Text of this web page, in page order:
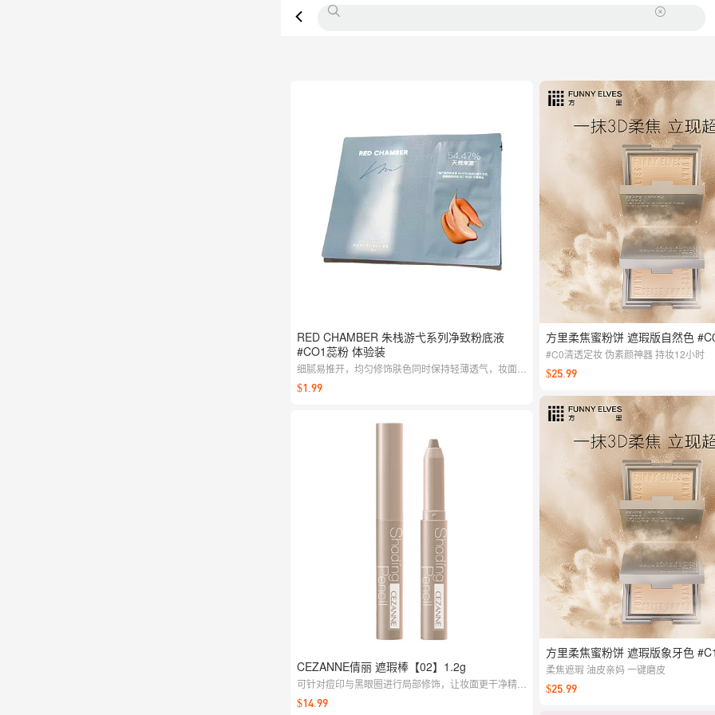
RED CHAMBER 朱栈游弋系列净致粉底液
#CO1蕊粉 体验装
细腻易推开，均匀修饰肤色同时保持轻薄透气，妆面干
净有质感；日常与拍照都友好，打造高级柔润底妆。
$1.99
CEZANNE倩丽 遮瑕棒【02】1.2g
可针对痘印与黑眼圈进行局部修饰，让妆面更干净精
致，提升底妆完成度。
$14.99
方里柔焦蜜粉饼 遮瑕版自然色
#C0清透定妆 伪素颜神器 持妆12小时
$25.99
方里柔焦蜜粉饼 遮瑕版象牙色
柔焦遮瑕 油皮亲妈 一键磨皮
$25.99